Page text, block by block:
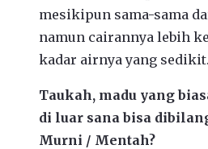
mesikipun sama-sama
namun cairannya lebih
kadar airnya yang sedikit.
Taukah, madu yang
di luar sana bisa
Murni / Mentah?